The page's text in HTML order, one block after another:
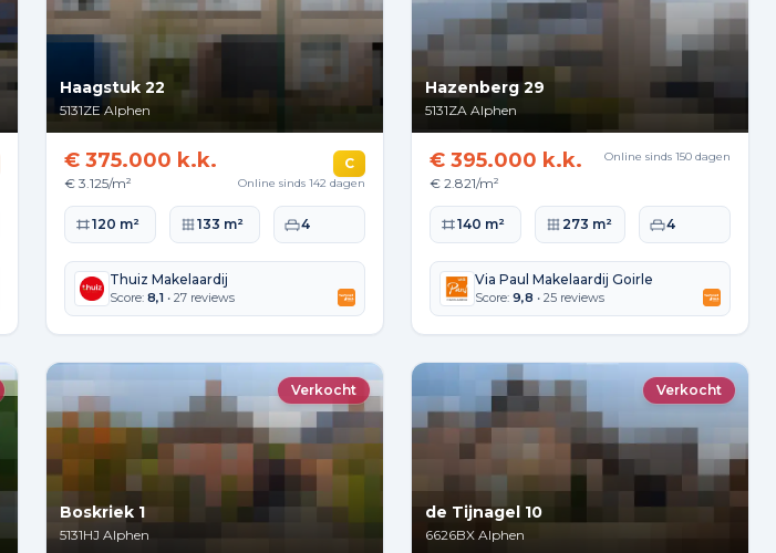
Haagstuk 22
5131ZE Alphen
€ 375.000 k.k.
€ 3.125/m²
C
Online sinds 142 dagen
Woonoppervlakte
120 m² Perceeloppervlakte
133 m² Slaapkamers
4
Thuiz Makelaardij
Score: 8,1 • 27 reviews
Hazenberg 29
5131ZA Alphen
€ 395.000 k.k.
€ 2.821/m²
Online sinds 150 dagen
Woonoppervlakte
140 m² Perceeloppervlakte
273 m² Slaapkamers
4
Via Paul Makelaardij Goirle
Score: 9,8 • 25 reviews
Verkocht
Boskriek 1
5131HJ Alphen
Verkocht
de Tijnagel 10
6626BX Alphen